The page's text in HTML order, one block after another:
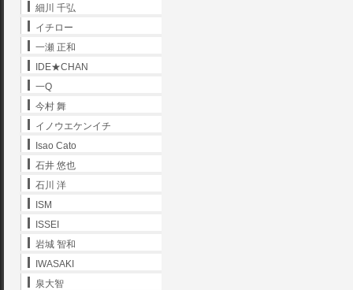
細川 千弘
イチロー
一瀬 正和
IDE★CHAN
一Q
今村 舞
イノウエケンイチ
Isao Cato
石井 悠也
石川 洋
ISM
ISSEI
岩城 智和
IWASAKI
泉大智